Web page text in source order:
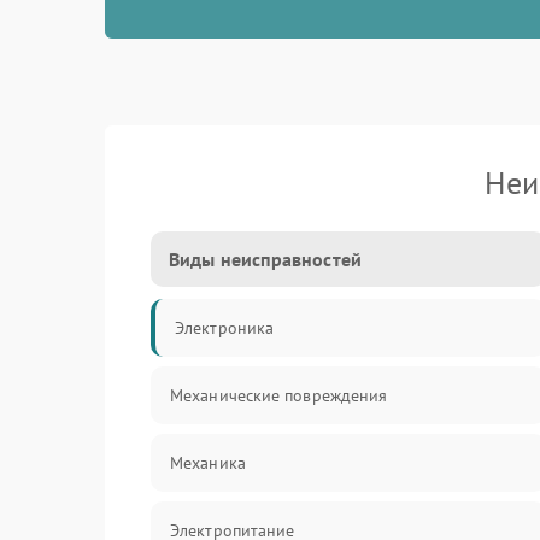
Виды неисправностей
Электроника
Механические повреждения
Механика
Электропитание